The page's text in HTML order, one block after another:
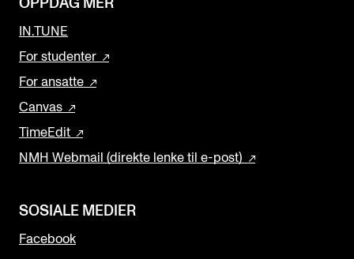
OPPDAG MER
IN.TUNE
For studenter
For ansatte
Canvas
TimeEdit
NMH Webmail (direkte lenke til e-post)
SOSIALE MEDIER
Facebook